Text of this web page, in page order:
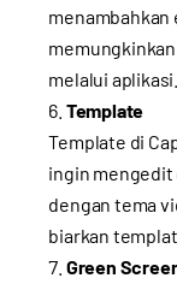
menambahkan
melalui aplikasi.
Template
Template di
ingin mengedit
dengan tema
biarkan
Green